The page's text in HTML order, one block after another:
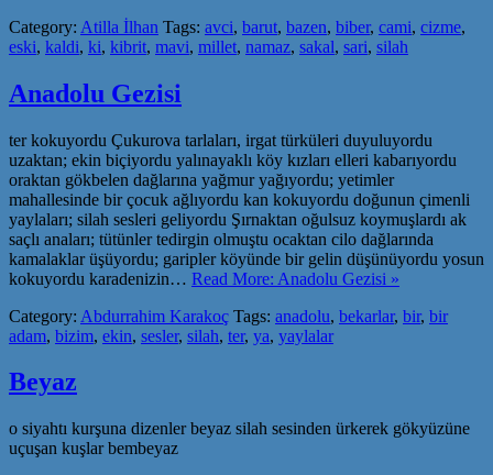
Category: Atilla İlhan Tags: avci, barut, bazen, biber, cami, cizme,
eski, kaldi, ki, kibrit, mavi, millet, namaz, sakal, sari, silah
Anadolu Gezisi
ter kokuyordu Çukurova tarlaları, irgat türküleri duyuluyordu
uzaktan; ekin biçiyordu yalınayaklı köy kızları elleri kabarıyordu
oraktan gökbelen dağlarına yağmur yağıyordu; yetimler
mahallesinde bir çocuk ağlıyordu kan kokuyordu doğunun çimenli
yaylaları; silah sesleri geliyordu Şırnaktan oğulsuz koymuşlardı ak
saçlı anaları; tütünler tedirgin olmuştu ocaktan cilo dağlarında
kamalaklar üşüyordu; garipler köyünde bir gelin düşünüyordu yosun
kokuyordu karadenizin… Read More: Anadolu Gezisi »
Category: Abdurrahim Karakoç Tags: anadolu, bekarlar, bir, bir
adam, bizim, ekin, sesler, silah, ter, ya, yaylalar
Beyaz
o siyahtı kurşuna dizenler beyaz silah sesinden ürkerek gökyüzüne
uçuşan kuşlar bembeyaz